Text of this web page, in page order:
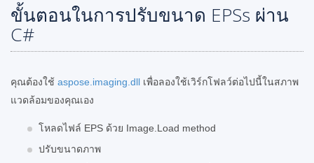
ขั้นตอนในการปรับขนาด EPSs ผ่าน
C#
คุณต้องใช้ aspose.imaging.dll เพื่อลองใช้เวิร์กโฟลว์ต่อไปนี้ในสภาพ
แวดล้อมของคุณเอง
โหลดไฟล์ EPS ด้วย Image.Load method
ปรับขนาดภาพ